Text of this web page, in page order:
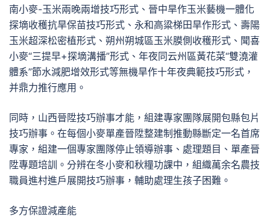
南小麥-玉米兩晚兩增技巧形式、晉中旱作玉米藝機一體化
探墑收穫抗旱保苗技巧形式、永和高粱梯田旱作形式、壽陽
玉米超深松密植形式、朔州朔城區玉米膜側收穫形式、聞喜
小麥“三提早+探墑溝播”形式、年夜同云州區黃花菜“雙澆灌
體系”節水減肥增效形式等無機旱作十年夜典範技巧形式，
并鼎力推行應用。
同時，山西晉陞技巧辦事才能，組建專家團隊展開包縣包片
技巧辦事。在每個小麥單產晉陞整建制推動縣斷定一名首席
專家，組建一個專家團隊停止領導辦事、處理題目、單產晉
陞專題培訓。分辨在冬小麥和秋糧功課中，組織萬余名農技
職員進村進戶展開技巧辦事，輔助處理生孩子困難。
多方保證減產能